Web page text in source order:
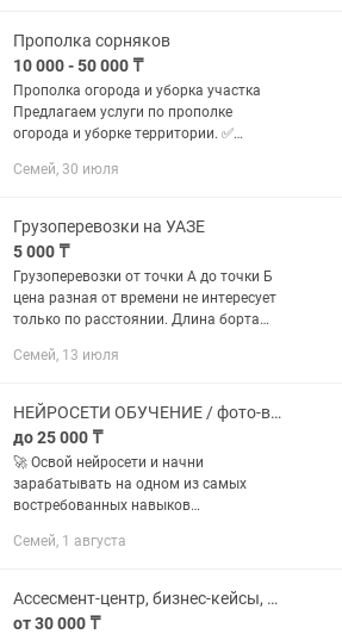
Прополка сорняков
10 000 - 50 000 ₸
Прополка огорода и уборка участка
Предлагаем услуги по прополке
огорода и уборке территории. ✅
✅ Уборка огорода и придомовой
Семей, 30 июля
Грузоперевозки на УАЗЕ
5 000 ₸
Грузоперевозки от точки А до точки Б
цена разная от времени не интересует
только по расстоянии. Длина борта
связи.
Семей, 13 июля
НЕЙРОСЕТИ ОБУЧЕНИЕ / фото-видео контент с нуля/ ИИ-креатор
до 25 000 ₸
🚀 Освой нейросети и начни
зарабатывать на одном из самых
востребованных навыков
пошаговое обучение созданию фото и
долгого обучения. Ты...
Семей, 1 августа
Ассесмент-центр, бизнес-кейсы, Excel, интервью, ролевые игры
от 30 000 ₸